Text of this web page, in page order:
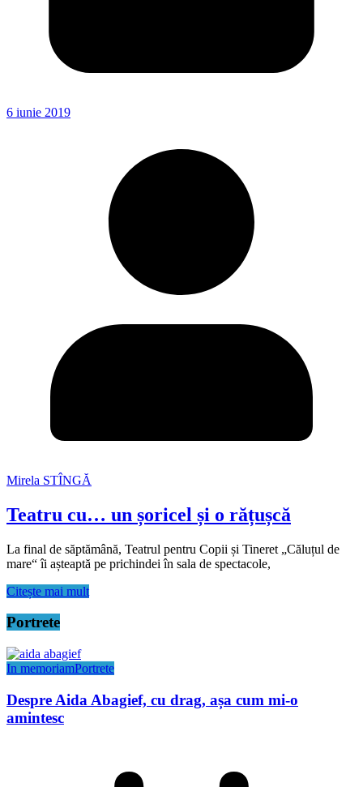
6 iunie 2019
Mirela STÎNGĂ
Teatru cu… un șoricel și o rățușcă
La final de săptămână, Teatrul pentru Copii și Tineret „Căluțul de
mare“ îi așteaptă pe prichindei în sala de spectacole,
Citește mai mult
Portrete
In memoriamPortrete
Despre Aida Abagief, cu drag, așa cum mi-o
amintesc